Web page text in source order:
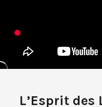
L’Esprit des